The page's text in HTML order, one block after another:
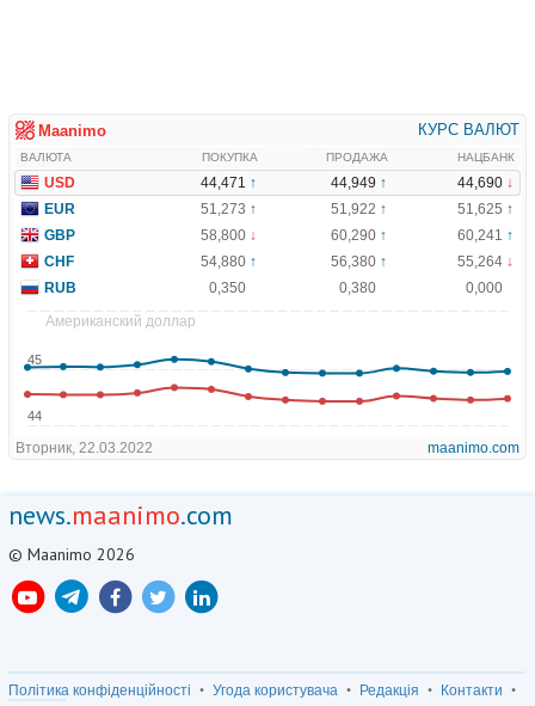
news.maanimo.com
© Maanimo 2026
Політика конфіденційності Угода користувача Редакція Контакти